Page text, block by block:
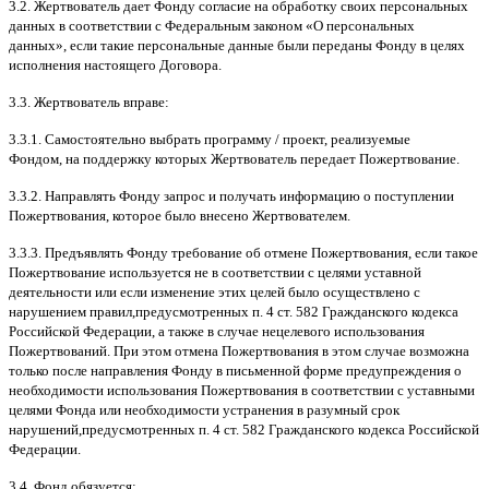
3.2. Жертвователь дает Фонду согласие на обработку своих персональных
данных в соответствии с Федеральным законом «О персональных
данных», если такие персональные данные были переданы Фонду в целях
исполнения настоящего Договора
3.3. Жертвователь вправе:
3.3.1. Самостоятельно выбрать программу / проект, реализуемые
Фондом на поддержку которых Жертвователь передает Пожертвование
3.3.2. Направлять Фонду запрос и получать информацию о поступлении
Пожертвования которое было внесено Жертвователем
3.3.3. Предъявлять Фонду требование об отмене Пожертвования если такое
Пожертвование используется не в соответствии с целями уставной
деятельности или если изменение этих целей было осуществлено с
нарушением правил предусмотренных п . 4 ст. 582 Гражданского кодекса
Российской Федерации а также в случае нецелевого использования
Пожертвований При этом отмена Пожертвования в этом случае возможна
только после направления Фонду в письменной форме предупреждения о
необходимости использования Пожертвования в соответствии с уставными
целями Фонда или необходимости устранения в разумный срок
нарушений предусмотренных п . 4 ст. 582 Гражданского кодекса Российской
Федерации